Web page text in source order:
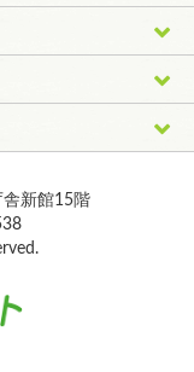
新館15階